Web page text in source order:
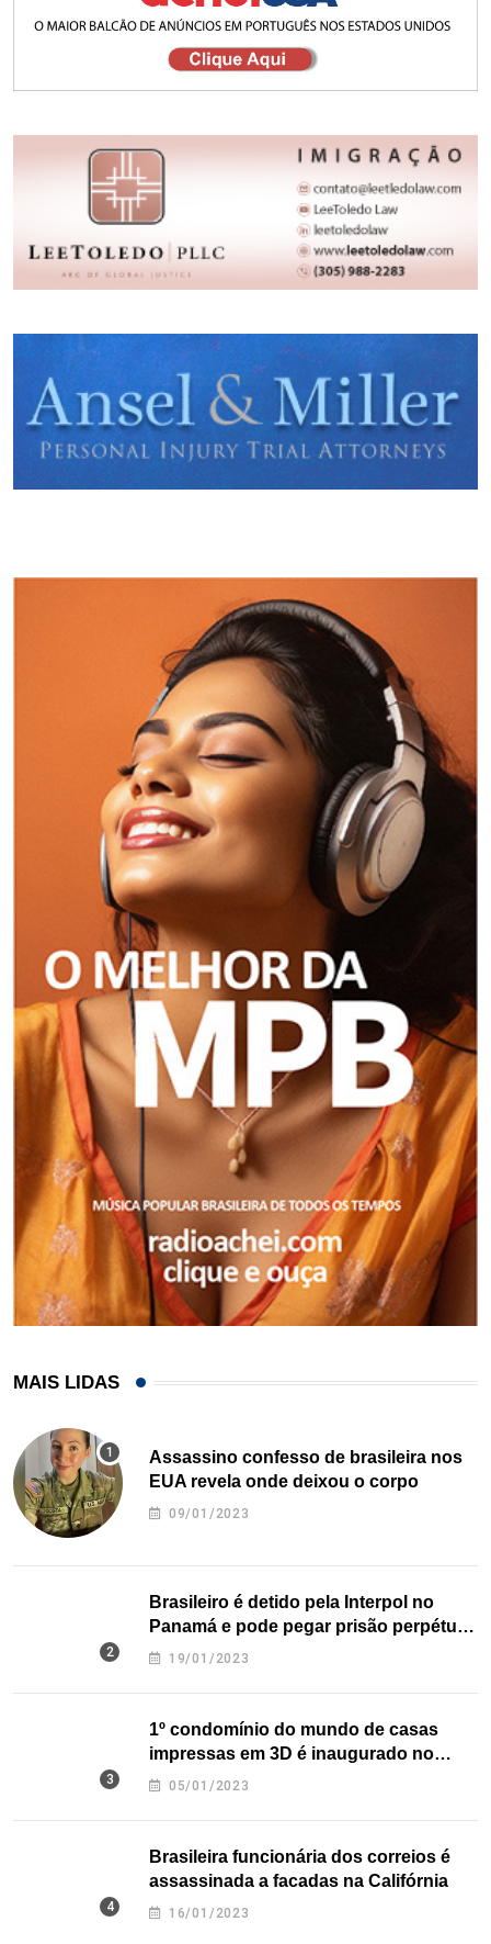
MAIS LIDAS
Assassino confesso de brasileira nos
EUA revela onde deixou o corpo
09/01/2023
Brasileiro é detido pela Interpol no
Panamá e pode pegar prisão perpétua
nos EUA
19/01/2023
1º condomínio do mundo de casas
impressas em 3D é inaugurado no
Texas
05/01/2023
Brasileira funcionária dos correios é
assassinada a facadas na Califórnia
16/01/2023